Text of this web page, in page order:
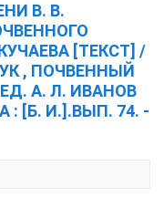
В. В.
[ТЕКСТ] /
, ПОЧВЕННЫЙ
А. Л. ИВАНОВ
: [Б. И.].ВЫП. 74. -